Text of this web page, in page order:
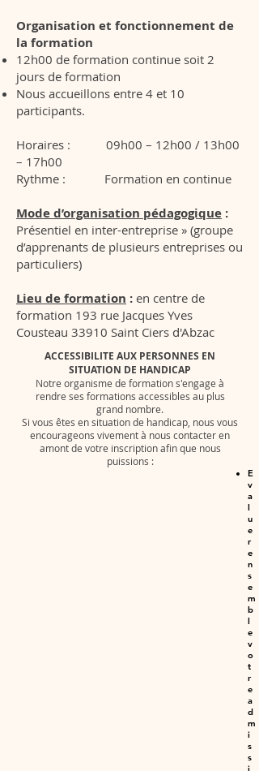
Organisation et fonctionnement de
la formation
12h00 de formation continue soit 2
jours de formation
Nous accueillons entre 4 et 10
participants.
Horaires : 09h00 – 12h00 / 13h00
– 17h00
Rythme : Formation en continue
Mode d’organisation pédagogique :
Présentiel en inter-entreprise » (groupe
d’apprenants de plusieurs entreprises ou
particuliers)
Lieu de formation : en centre de
formation 193 rue Jacques Yves
Cousteau 33910 Saint Ciers d'Abzac
ACCESSIBILITE AUX PERSONNES EN
SITUATION DE HANDICAP
Notre organisme de formation s'engage à
rendre ses formations accessibles au plus
grand nombre.
Si vous êtes en situation de handicap, nous vous
encourageons vivement à nous contacter en
amont de votre inscription afin que nous
puissions :
E
v
a
l
u
e
r
e
n
s
e
m
b
l
e
v
o
t
r
e
a
d
m
i
s
s
i